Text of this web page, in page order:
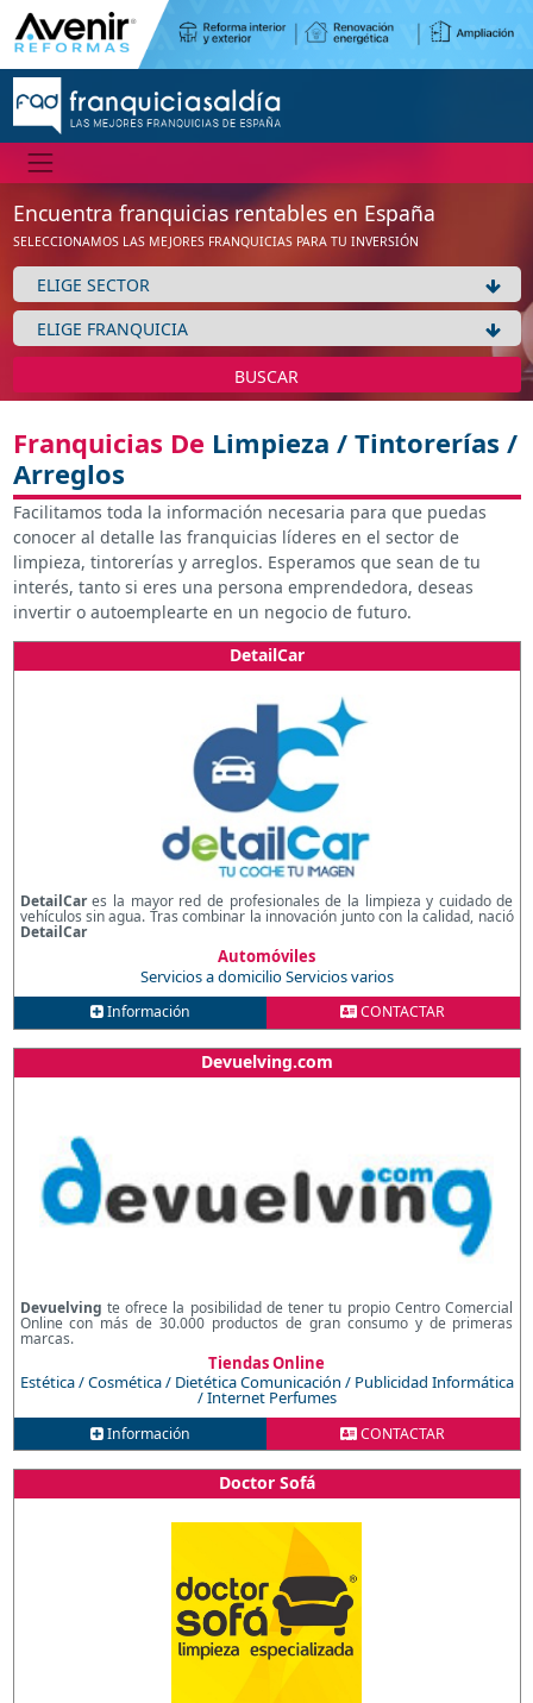
Encuentra franquicias rentables en España
SELECCIONAMOS LAS MEJORES FRANQUICIAS PARA TU INVERSIÓN
BUSCAR
Franquicias De Limpieza / Tintorerías /
Arreglos
Facilitamos toda la información necesaria para que puedas
conocer al detalle las franquicias líderes en el sector de
limpieza, tintorerías y arreglos. Esperamos que sean de tu
interés, tanto si eres una persona emprendedora, deseas
invertir o autoemplearte en un negocio de futuro.
DetailCar
DetailCares la mayor red de profesionales de la limpieza y cuidado de
vehículos sin agua. Tras combinar la innovación junto con la calidad, nació
DetailCar
Automóviles
Servicios a domicilioServicios varios
Información CONTACTAR
Devuelving.com
Devuelving te ofrece la posibilidad de tener tu propio Centro Comercial
Online con más de 30.000 productos de gran consumo y de primeras
marcas.
Tiendas Online
Estética / Cosmética / DietéticaComunicación / Publicidad Informática
/ Internet Perfumes
Información CONTACTAR
Doctor Sofá